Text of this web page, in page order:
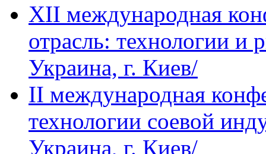
ХII международная
отрасль: технологии и
Украина, г. Киев/
IІ международная
технологии соевой
Украина, г. Киев/